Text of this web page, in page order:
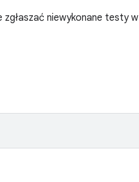
niewykonane testy w